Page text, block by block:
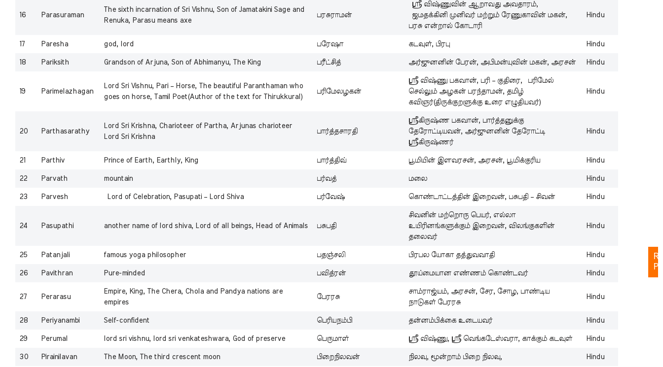
16 Parasuraman
The sixth incarnation of Sri Vishnu, Son of Jamatakini Sage and
Renuka, Parasu means axe
பரசுராமன்
ஸ்ரீ விஷ்ணுவின் ஆறாவது அவதாரம்,
ஜமதக்கினி முனிவர் மற்றும் ரேணுகாவின் மகன்,
பரசு என்றால் கோடாரி
Hindu
17 Paresha god, lord பரேஷா கடவுள், பிரபு Hindu
18 Pariksith Grandson of Arjuna, Son of Abhimanyu, The King பரீட்சித் அர்ஜுனனின் பேரன், அபிமன்யுவின் மகன், அரசன் Hindu
19 Parimelazhagan
Lord Sri Vishnu, Pari – Horse, The beautiful Paranthaman who
goes on horse, Tamil Poet(Author of the text for Thirukkural)
பரிமேலழகன்
ஸ்ரீ விஷ்ணு பகவான், பரி – குதிரை, பரிமேல்
செல்லும் அழகன் பரந்தாமன், தமிழ்
கவிஞர்(திருக்குறளுக்கு உரை எழுதியவர்)
Hindu
20 Parthasarathy
Lord Sri Krishna, Charioteer of Partha, Arjunas charioteer
Lord Sri Krishna
பார்த்தசாரதி
ஸ்ரீகிருஷ்ண பகவான், பார்த்தனுக்கு
தேரோட்டியவன், அர்ஜுனனின் தேரோட்டி
ஸ்ரீகிருஷ்ணர்
Hindu
21 Parthiv Prince of Earth, Earthly, King பார்த்திவ் பூமியின் இளவரசன், அரசன், பூமிக்குரிய Hindu
22 Parvath mountain பர்வத் மலை Hindu
23 Parvesh Lord of Celebration, Pasupati – Lord Shiva பர்வேஷ் கொண்டாட்டத்தின் இறைவன், பசுபதி – சிவன் Hindu
24 Pasupathi another name of lord shiva, Lord of all beings, Head of Animals பசுபதி
சிவனின் மற்றொரு பெயர், எல்லா
உயிரினங்களுக்கும் இறைவன், விலங்குகளின்
தலைவர்
Hindu
25 Patanjali famous yoga philosopher பதஞ்சலி பிரபல யோகா தத்துவவாதி Hindu
26 Pavithran Pure-minded பவித்ரன் தூய்மையான எண்ணம் கொண்டவர் Hindu
27 Perarasu
Empire, King, The Chera, Chola and Pandya nations are
empires
பேரரசு
சாம்ராஜ்யம், அரசன், சேர, சோழ, பாண்டிய
நாடுகள் பேரரசு
Hindu
28 Periyanambi Self-confident பெரியநம்பி தன்னம்பிக்கை உடையவர் Hindu
29 Perumal lord sri vishnu, lord sri venkateshwara, God of preserve பெருமாள் ஸ்ரீ விஷ்ணு, ஸ்ரீ வெங்கடேஸ்வரா, காக்கும் கடவுள் Hindu
30 Pirainilavan The Moon, The third crescent moon பிறைநிலவன் நிலவு, மூன்றாம் பிறை நிலவு, Hindu